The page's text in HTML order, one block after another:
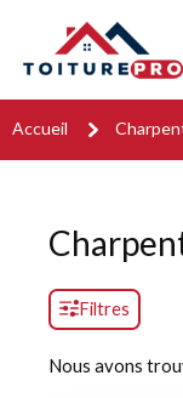
Accueil
Filtres
Nous avons